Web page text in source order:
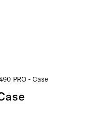
PRO - Case